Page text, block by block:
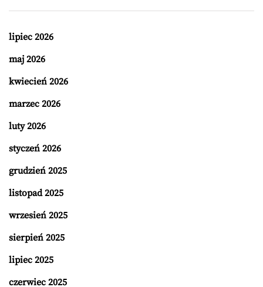
lipiec 2026
maj 2026
kwiecień 2026
marzec 2026
luty 2026
styczeń 2026
grudzień 2025
listopad 2025
wrzesień 2025
sierpień 2025
lipiec 2025
czerwiec 2025